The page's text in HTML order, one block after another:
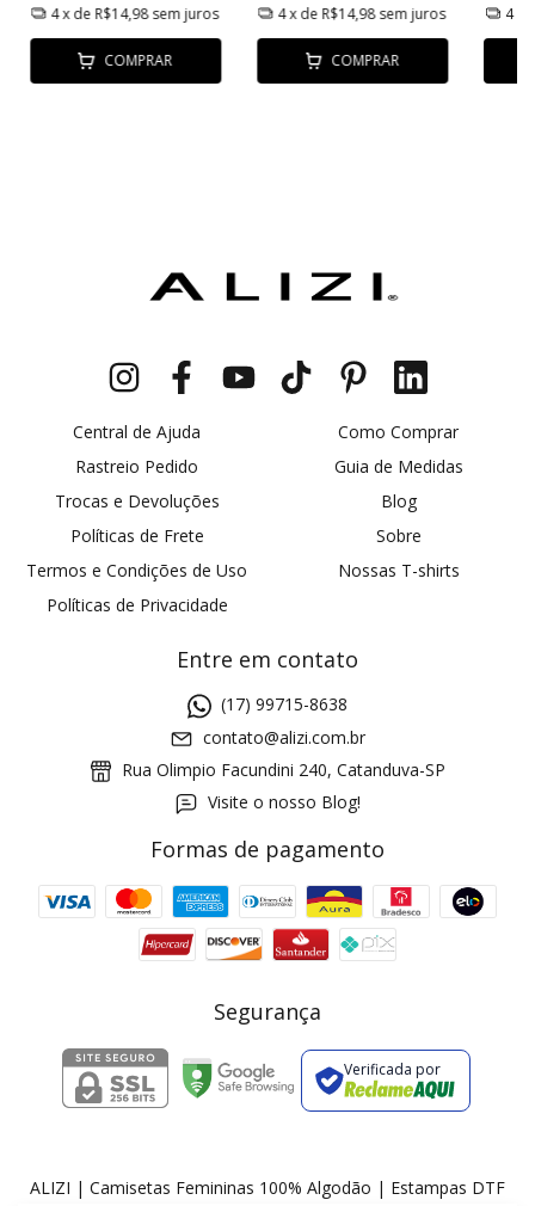
4x de R$14,98 sem juros
COMPRAR
4x de R$14,98sem juros
COMPRAR
4
Central de Ajuda
Rastreio Pedido
Trocas e Devoluções
Políticas de Frete
Termos e Condições de Uso
Políticas de Privacidade
Como Comprar
Guia de Medidas
Blog
Sobre
Nossas T-shirts
Entre em contato
(17) 99715-8638
contato@alizi.com.br
Rua Olimpio Facundini 240, Catanduva-SP
Visite o nosso Blog!
Formas de pagamento
Segurança
Verificada por
ALIZI | Camisetas Femininas 100% Algodão | Estampas DTF
Cupom 1a compra: GANHE5
2 pecas 7% OFF